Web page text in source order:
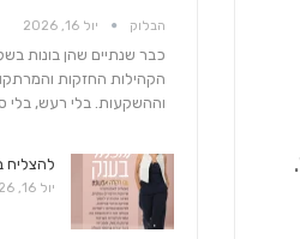
הבלוק יול 16, 2026
כבר שנתיים שהן בונות
הקהילות החזקות
וההשקעות. בלי רעש, בלי
להצליח
יול 16, 2026